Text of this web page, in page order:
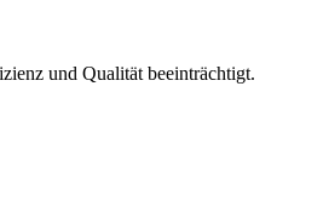
und Qualität beeinträchtigt.